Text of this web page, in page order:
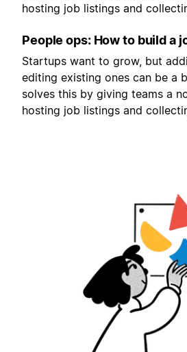
hosting job listings and
People ops: How to build a
Startups want to grow, but
editing existing ones can be a
solves this by giving teams a
hosting job listings and